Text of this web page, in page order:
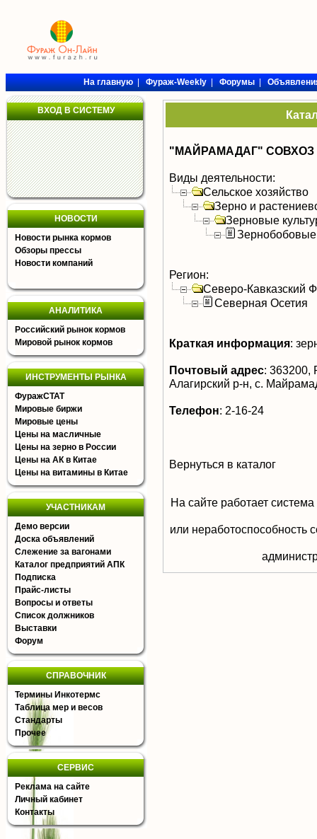
На главную|Фураж-Weekly|Форумы|
ВХОД В СИСТЕМУ
НОВОСТИ
Новости рынка кормов
Обзоры прессы
Новости компаний
АНАЛИТИКА
Российский рынок кормов
Мировой рынок кормов
ИНСТРУМЕНТЫ РЫНКА
ФуражСТАТ
Мировые биржи
Мировые цены
Цены на масличные
Цены на зерно в России
Цены на АК в Китае
Цены на витамины в Китае
УЧАСТНИКАМ
Демо версии
Доска объявлений
Слежение за вагонами
Каталог предприятий АПК
Подписка
Прайс-листы
Вопросы и ответы
Список должников
Выставки
Форум
СПРАВОЧНИК
Термины Инкотермс
Таблица мер и весов
Стандарты
Прочее
СЕРВИС
Реклама на сайте
Личный кабинет
Контакты
"МАЙРАМАДАГ" СОВХОЗ
Виды деятельности:
Сельское хозяйство
Зерно и
Зерновые
Зернобобовые
Регион:
Северо-Кавказский
Северная Осетия
Краткая информация:
Почтовый адрес: 363200,
Алагирский р-н, с.
Телефон: 2-16-24
Вернуться в каталог
На сайте работает
или неработоспособность